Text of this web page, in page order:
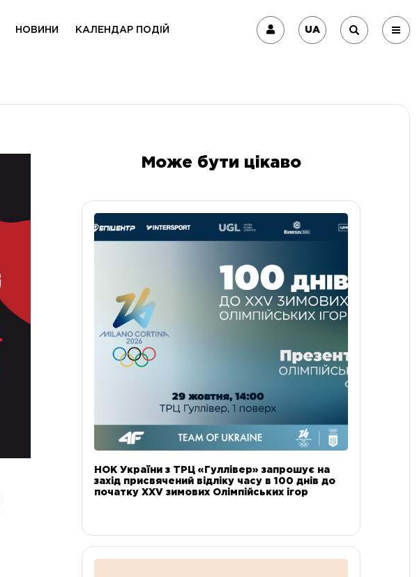
НОВИНИ КАЛЕНДАР ПОДІЙ UA
Може бути цікаво
НОК України з ТРЦ «Гуллівер» запрошує на
захід присвячений відліку часу в 100 днів до
початку XXV зимових Олімпійських ігор